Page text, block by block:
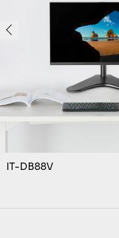
IT-DB88V